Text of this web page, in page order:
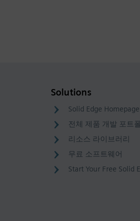
Solutions
Solid Edge Homepage
전체 제품 개발 포트
리소스 라이브러리
무료 소프트웨어
Start Your Free Solid